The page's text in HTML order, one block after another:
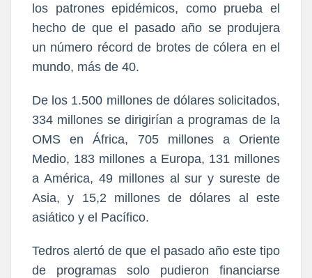
los patrones epidémicos, como prueba el
hecho de que el pasado año se produjera
un número récord de brotes de cólera en el
mundo, más de 40.
De los 1.500 millones de dólares solicitados,
334 millones se dirigirían a programas de la
OMS en África, 705 millones a Oriente
Medio, 183 millones a Europa, 131 millones
a América, 49 millones al sur y sureste de
Asia, y 15,2 millones de dólares al este
asiático y el Pacífico.
Tedros alertó de que el pasado año este tipo
de programas solo pudieron financiarse